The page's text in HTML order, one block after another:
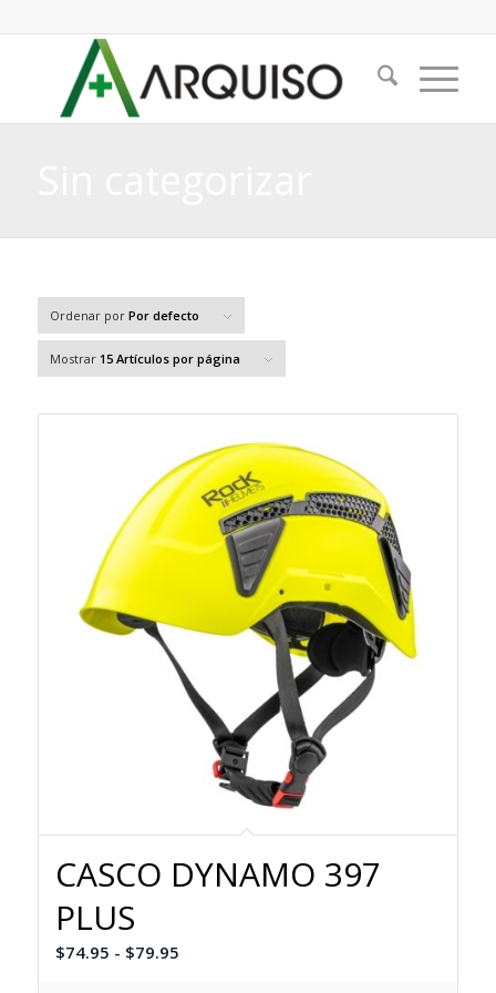
Ordenar por Por defecto
Mostrar 15 Artículos por página
CASCO DYNAMO 397
PLUS
$74.95 - $79.95Rango